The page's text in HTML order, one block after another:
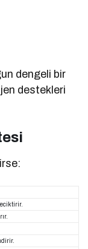
dengeli bir
destekleri